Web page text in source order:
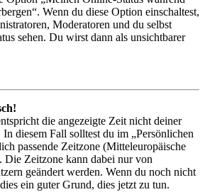
Wenn du diese Option einschaltest,
Moderatoren und du selbst
sehen. Du wirst dann als unsichtbarer
die angezeigte Zeit nicht deiner
diesem Fall solltest du im „Persönlichen
passende Zeitzone (Mitteleuropäische
Die Zeitzone kann dabei nur von
geändert werden. Wenn du noch nicht
ein guter Grund, dies jetzt zu tun.